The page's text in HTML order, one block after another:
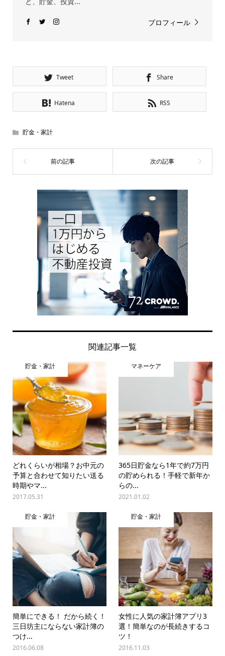
プロフィール
Tweet Share
Hatena RSS
貯金・家計
関連記事一覧
貯金・家計
どれくらいが相場？お中元の
予算と合わせて知りたい送る
時期やマ...
2017.05.31
マネーケア
365日貯金なら1年で約7万円
の貯められる！手軽で新年か
らの...
2021.01.02
貯金・家計
簡単にできる！ だから続く！
三日坊主にならない家計簿の
つけ...
2016.06.08
貯金・家計
女性に人気の家計簿アプリ3
選！簡単なのが長続きするコ
ツ！
2016.11.03